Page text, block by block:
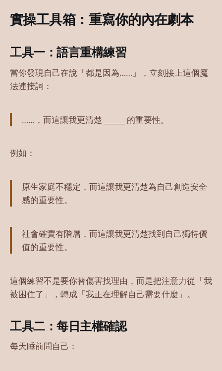
實操工具箱：重寫你的內在劇本
工具一：語言重構練習
當你發現自己在說「都是因為……」，立刻接上這個魔
法連接詞：
……，而這讓我更清楚 ______ 的重要性。
例如：
原生家庭不穩定，而這讓我更清楚為自己創造安全
感的重要性。
社會確實有階層，而這讓我更清楚找到自己獨特價
值的重要性。
這個練習不是要你替傷害找理由，而是把注意力從「我
被困住了」，轉成「我正在理解自己需要什麼」。
工具二：每日主權確認
每天睡前問自己：